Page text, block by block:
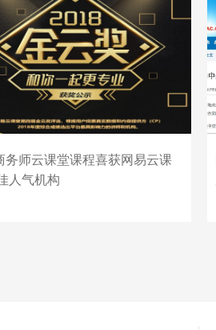
务师云课堂课程喜获网易云课
人气机构